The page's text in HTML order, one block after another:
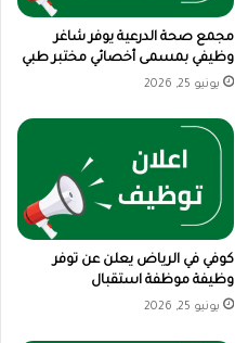
مجمع صحة الدرعية يوفر شاغر
وظيفي بمسمى أخصائي مختبر طبي
يونيو 25, 2026
كوفي في الرياض يعلن عن توفر
وظيفة موظفة استقبال
يونيو 25, 2026